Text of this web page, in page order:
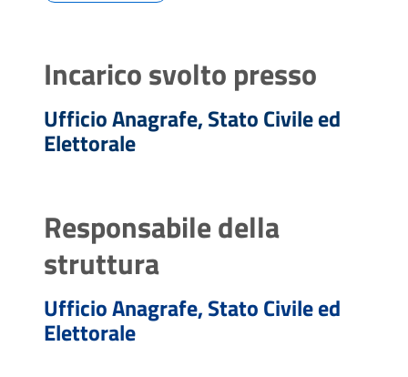
Incarico svolto presso
Ufficio Anagrafe, Stato Civile ed
Elettorale
Responsabile della
struttura
Ufficio Anagrafe, Stato Civile ed
Elettorale